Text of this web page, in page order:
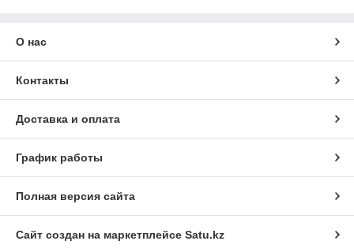
О нас
Контакты
Доставка и оплата
График работы
Полная версия сайта
Сайт создан на маркетплейсе Satu.kz